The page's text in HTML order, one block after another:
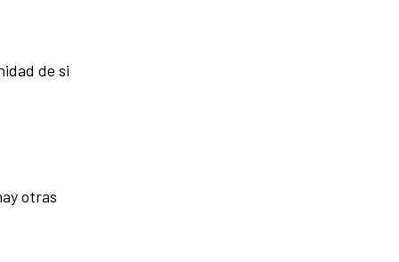
de si
otras